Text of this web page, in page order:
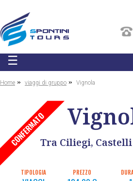
☰
Home » viaggi di gruppo » Vignola
CONFERMATOTra Ciliegi,
TIPOLOGIA PREZZO